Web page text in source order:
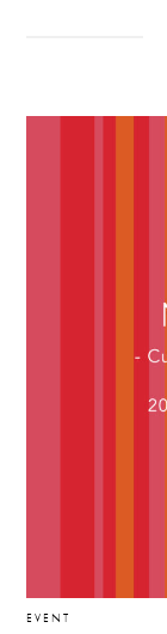
EVENT